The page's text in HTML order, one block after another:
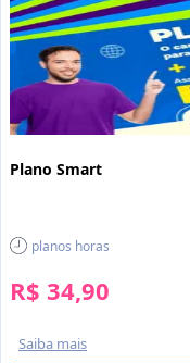
Plano Smart
planos horas
R$ 34,90
Saiba mais